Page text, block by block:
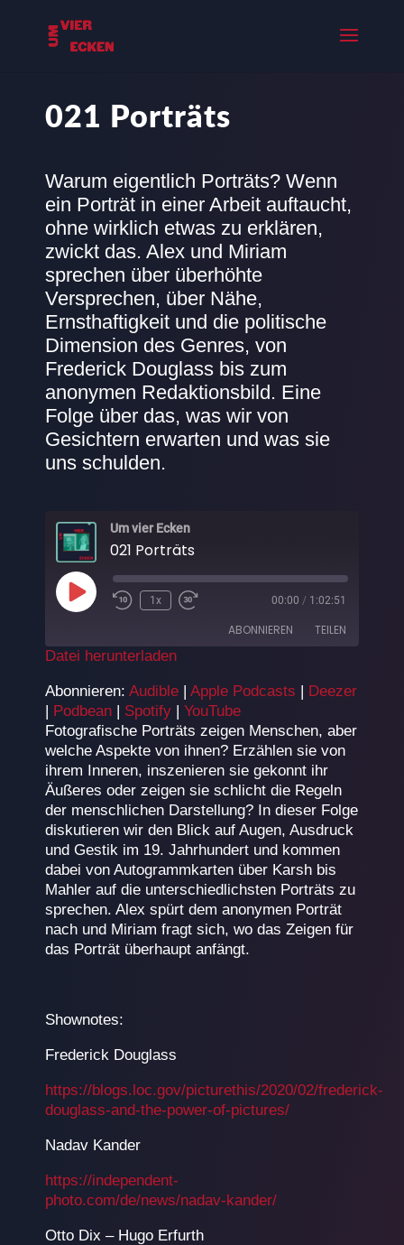
021 Porträts
Warum eigentlich Porträts? Wenn
ein Porträt in einer Arbeit auftaucht,
ohne wirklich etwas zu erklären,
zwickt das. Alex und Miriam
sprechen über überhöhte
Versprechen, über Nähe,
Ernsthaftigkeit und die politische
Dimension des Genres, von
Frederick Douglass bis zum
anonymen Redaktionsbild. Eine
Folge über das, was wir von
Gesichtern erwarten und was sie
uns schulden.
Um vier Ecken
021 Porträts
Play
Episode
1x 00:00 / 1:02:51
ABONNIEREN TEILEN
Audible Apple Podcasts
Deezer Podbean
Spotify YouTube
RSS FEED
TEILEN
LINK
EMBED
Datei herunterladen
Abonnieren:Audible |Apple Podcasts | Deezer
| Podbean | Spotify |YouTube
Fotografische Porträts zeigen Menschen, aber
welche Aspekte von ihnen? Erzählen sie von
ihrem Inneren, inszenieren sie gekonnt ihr
Äußeres oder zeigen sie schlicht die Regeln
der menschlichen Darstellung? In dieser Folge
diskutieren wir den Blick auf Augen, Ausdruck
und Gestik im 19. Jahrhundert und kommen
dabei von Autogrammkarten über Karsh bis
Mahler auf die unterschiedlichsten Porträts zu
sprechen. Alex spürt dem anonymen Porträt
nach und Miriam fragt sich, wo das Zeigen für
das Porträt überhaupt anfängt.
Shownotes:
Frederick Douglass
https://blogs.loc.gov/picturethis/2020/02/frederick-
douglass-and-the-power-of-pictures/
Nadav Kander
https://independent-
photo.com/de/news/nadav-kander/
Otto Dix – Hugo Erfurth